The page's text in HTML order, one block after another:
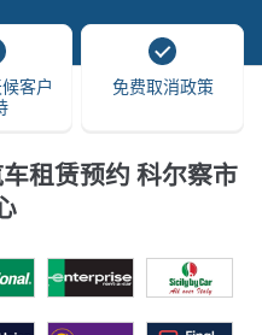
客户
免费取消政策
租赁预约 科尔察市